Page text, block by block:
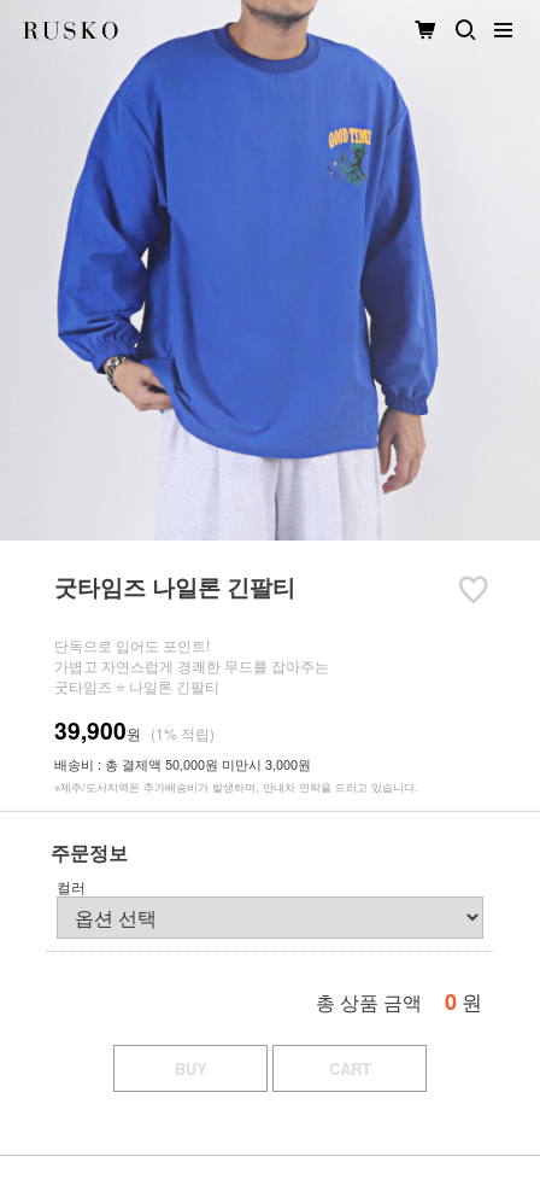
굿타임즈 나일론 긴팔티
단독으로 입어도 포인트!
가볍고 자연스럽게 경쾌한 무드를 잡아주는
굿타임즈 ⭐ 나일론 긴팔티
39,900원 (1% 적립)
배송비 : 총 결제액 50,000원 미만시 3,000원
※제주/도서지역은 추가배송비가 발생하며, 안내차 연락을 드리고 있습니다.
주문정보
컬러
총 상품 금액 0 원
BUY CART